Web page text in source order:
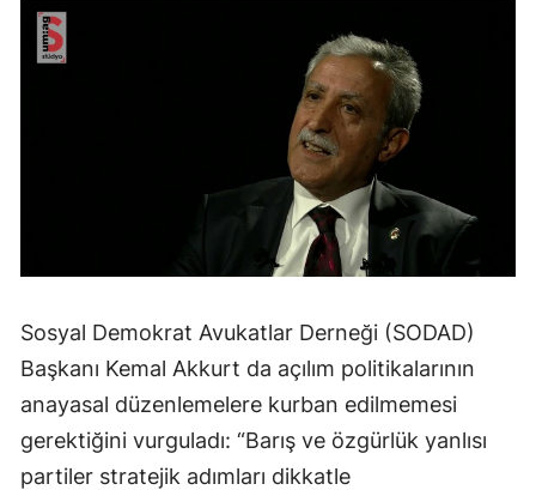
Sosyal Demokrat Avukatlar Derneği (SODAD)
Başkanı Kemal Akkurt da açılım politikalarının
anayasal düzenlemelere kurban edilmemesi
gerektiğini vurguladı: “Barış ve özgürlük yanlısı
partiler stratejik adımları dikkatle